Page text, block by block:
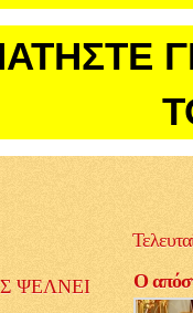
ΨΕΛΝΕΙ
Ο